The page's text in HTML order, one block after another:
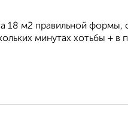
18 м2 правильной формы,
минутах хотьбы + в